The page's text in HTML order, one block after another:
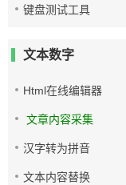
键盘测试工具
文本数字
Html在线编辑器
文章内容采集
汉字转为拼音
文本内容替换